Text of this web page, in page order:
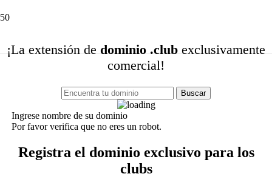
¡La extensión de dominio .club exclusivamente
comercial!
Buscar
Ingrese nombre de su dominio
Por favor verifica que no eres un robot.
Registra el dominio exclusivo para los
clubs